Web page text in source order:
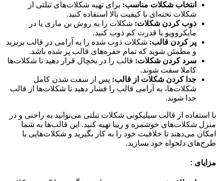
انتخاب شکلات مناسب: برای تهیه شکلات‌های تبلتی از
شکلات تخته‌ای با کیفیت بالا استفاده کنید.
ذوب کردن شکلات: شکلات را به روش بن ماری یا در
مایکروویو با قدرت کم ذوب کنید.
پر کردن قالب: شکلات ذوب شده را به آرامی در قالب بریزید
و مطمئن شوید که تمام حفره‌های قالب پر شده باشد.
سرد کردن شکلات: قالب را در یخچال قرار دهید تا شکلات‌ها
کاملا سفت شوند.
جدا کردن شکلات از قالب: پس از سفت شدن کامل
شکلات‌ها، به آرامی قالب را فشار دهید تا شکلات‌ها از قالب
جدا شوند.
با استفاده از قالب سیلیکونی شکلات تبلتی می‌توانید به راحتی و در
منزل شکلات‌های خوشمزه و زیبا تهیه کنید. این قالب‌ها به شما
امکان می‌دهند تا خلاقیت خود را به کار بگیرید و شکلات‌هایی با
طرح‌های دلخواه خود بسازید.
مزایای :